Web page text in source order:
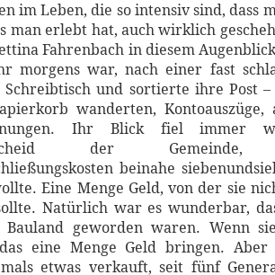
im Leben, die so intensiv sind, dass
man erlebt hat, auch wirklich
Fahrenbach in diesem
morgens war, nach einer fast
und sortierte ihre Post
wanderten,
Ihr Blick fiel immer
der
beinahe
Eine Menge Geld, von der sie
Natürlich war es wunderbar,
Bauland geworden waren. Wenn
eine Menge Geld bringen. Aber
etwas verkauft, seit fünf